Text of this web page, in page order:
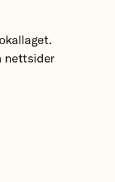
nettsider